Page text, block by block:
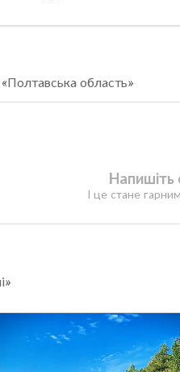
область»
Напишіть
І це стане